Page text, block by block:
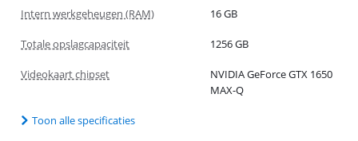
Intern werkgeheugen (RAM) 16 GB
Totale opslagcapaciteit 1256 GB
Videokaart chipset
NVIDIA GeForce GTX 1650
MAX-Q
Toon alle specificaties